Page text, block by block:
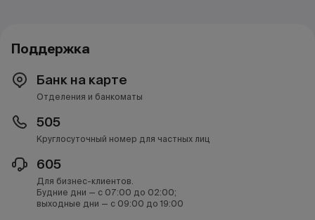
Поддержка
Банк на карте
Отделения и банкоматы
505
Круглосуточный номер для частных лиц
605
Для бизнес-клиентов.
Будние дни — с 07:00 до 02:00;
выходные дни — с 09:00 до 19:00